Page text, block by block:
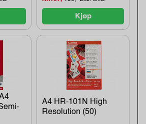
Kjøp
A4 HR-101N High
Resolution (50)